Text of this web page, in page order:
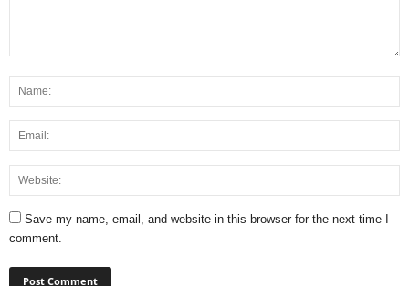
Save my name, email, and website in this browser for the next time I
comment.